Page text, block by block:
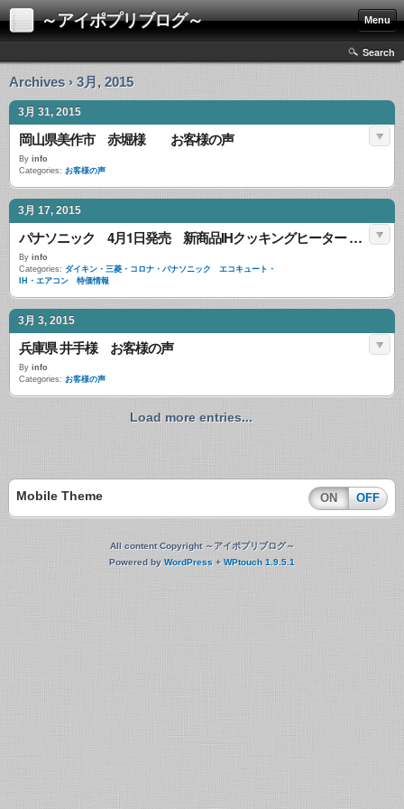
～アイポプリブログ～ Menu
Search
Archives › 3月, 2015
3月 31, 2015
岡山県美作市 赤堀様 お客様の声
By info
Categories: お客様の声
3月 17, 2015
パナソニック 4月1日発売 新商品IHクッキングヒーター 期間限定 特価セール
By info
Categories: ダイキン・三菱・コロナ・パナソニック エコキュート・
IH・エアコン 特価情報
3月 3, 2015
兵庫県 井手様 お客様の声
By info
Categories: お客様の声
Load more entries...
Mobile Theme ON OFF
All content Copyright ～アイポプリブログ～
Powered by WordPress +WPtouch 1.9.5.1